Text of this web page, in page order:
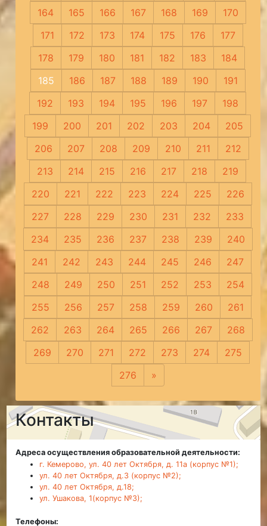
164
165 166 167 168 169
170
171
172 173 174 175 176
177
178
179 180 181 182 183
184
185
186 187 188 189 190
191
192
193 194 195 196 197
198
199
200 201 202 203 204
205
206
207 208 209 210 211
212
213
214 215 216 217 218
219
220
221 222 223 224 225
226
227
228 229 230 231 232
233
234
235 236 237 238 239
240
241
242 243 244 245 246
247
248
249 250 251 252 253
254
255
256 257 258 259 260
261
262
263 264 265 266 267
268
269
270 271 272 273 274
275
276
»
Контакты
Адреса осуществления образовательной деятельности:
г. Кемерово, ул. 40 лет Октября, д. 11а (корпус №1);
ул. 40 лет Октября, д.3 (корпус №2);
ул. 40 лет Октября, д.18;
ул. Ушакова, 1(корпус №3);
Телефоны: